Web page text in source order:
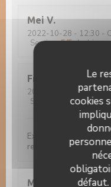
Le
cookies
Mei V
2022-10-28 - 12:30 -
Service:5/5 Ambiance
Francoise
2022-10-27
- 12:00 -
Service
/5 Ambiance
Excellente cuisine...
recommander...
Michèle